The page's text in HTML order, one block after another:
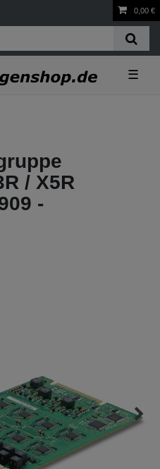
0,00 €
☰
/ X5R
-